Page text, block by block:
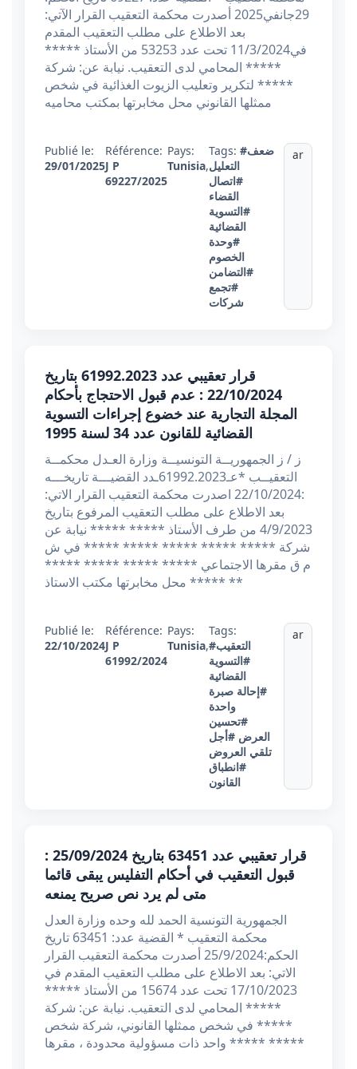
29جانفي2025 أصدرت محكمة التعقيب القرار الآتي:
بعد الاطلاع على مطلب التعقيب المقدم
في11/3/2024 تحت عدد 53253 من الأستاذ *****
***** المحامي لدى التعقيب. نيابة عن: شركة
***** لتكرير وتعليب الزيوت الغذائية في شخص
ممثلها القانوني محل مخابرتها بمكتب محاميه
Publié le:
29/01/2025
Référence:
J P
69227/2025
Pays:
Tunisia,
Tags: #ضعف
التعليل
#اتصال
القضاء
#التسوية
القضائية
#وحدة
الخصوم
#التضامن
#تجمع
شركات
ar
قرار تعقيبي عدد 61992.2023 بتاريخ
22/10/2024 : عدم قبول الاحتجاج بأحكام
المجلة التجارية عند خضوع إجراءات التسوية
القضائية للقانون عدد 34 لسنة 1995
ز / ز الجمهوريــة التونسيــة وزارة العـدل محكمــة
التعقيــب *عـ61992.2023ـدد القضيـــة تاريخـــه
:22/10/2024 اصدرت محكمة التعقيب القرار الاتي:
بعد الاطلاع على مطلب التعقيب المرفوع بتاريخ
4/9/2023 من طرف الأستاذ ***** ***** نيابة عن
شركة ***** ***** ***** ***** ***** في ش
م ق مقرها الاجتماعي ***** ***** ***** *****
***** محل مخابرتها مكتب الاستاذ **
Publié le:
22/10/2024
Référence:
J P
61992/2024
Pays:
Tunisia,
Tags:
#التعقيب
#التسوية
القضائية
#إحالة صبرة
واحدة
#تحسين
العرض #أجل
تلقي العروض
#انطباق
القانون
ar
قرار تعقيبي عدد 63451 بتاريخ 25/09/2024 :
قبول التعقيب في أحكام التفليس يبقى قائما
متى لم يرد نص صريح يمنعه
الجمهورية التونسية الحمد لله وحده وزارة العدل
محكمة التعقيب * القضية عدد: 63451 تاريخ
الحكم:25/9/2024 أصدرت محكمة التعقيب القرار
الاتي: بعد الاطلاع على مطلب التعقيب المقدم في
17/10/2023 تحت عدد 15674 من الأستاذ *****
***** المحامي لدى التعقيب. نيابة عن: شركة
***** في شخص ممثلها القانوني، شركة شخص
واحد ذات مسؤولية محدودة ، مقرها ***** *****